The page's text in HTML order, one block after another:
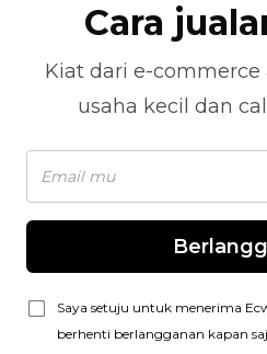
Cara
Kiat dari e-commerce
usaha kecil dan
Saya setuju untuk menerima
berhenti berlangganan kapan